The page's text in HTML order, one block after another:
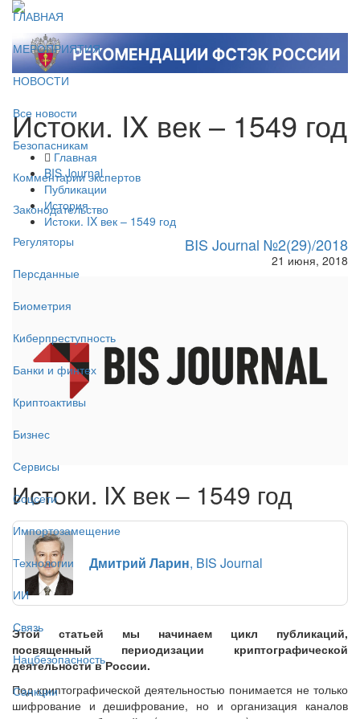
ГЛАВНАЯ
МЕРОПРИЯТИЯ
НОВОСТИ
Все новости
Безопасникам
Комментарии экспертов
Законодательство
Регуляторы
Персданные
Биометрия
Киберпреступность
Банки и финтех
Криптоактивы
Бизнес
Сервисы
Соцсети
Импортозамещение
Технологии
ИИ
Связь
Нацбезопасность
Санкции
Истоки. IX век – 1549 год
Главная
BIS Journal
Публикации
История
Истоки. IX век – 1549 год
BIS Journal №2(29)/2018
21 июня, 2018
Истоки. IX век – 1549 год
Дмитрий Ларин, BIS Journal
Этой статьей мы начинаем цикл публикаций,
посвященный периодизации криптографической
деятельности в России.
Под криптографической деятельностью понимается не только
шифрование и дешифрование, но и организация каналов